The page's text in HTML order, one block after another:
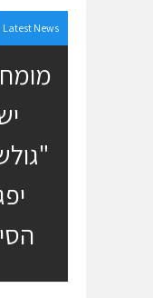
l
e
N
Latest News